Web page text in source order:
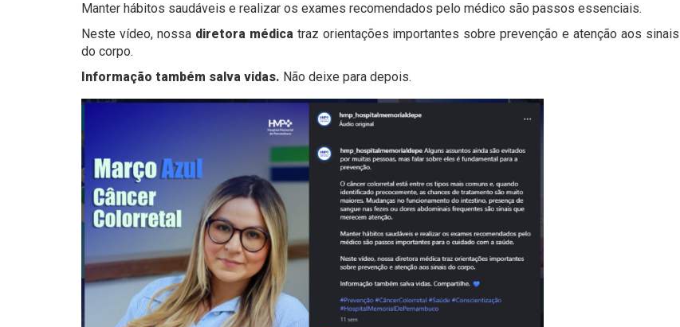
Manter hábitos saudáveis e realizar os exames recomendados pelo médico são passos essenciais.
Neste vídeo, nossa diretora médicatraz orientações importantes sobre prevenção e atenção aos sinais
do corpo.
Informação também salva vidas. Não deixe para depois.